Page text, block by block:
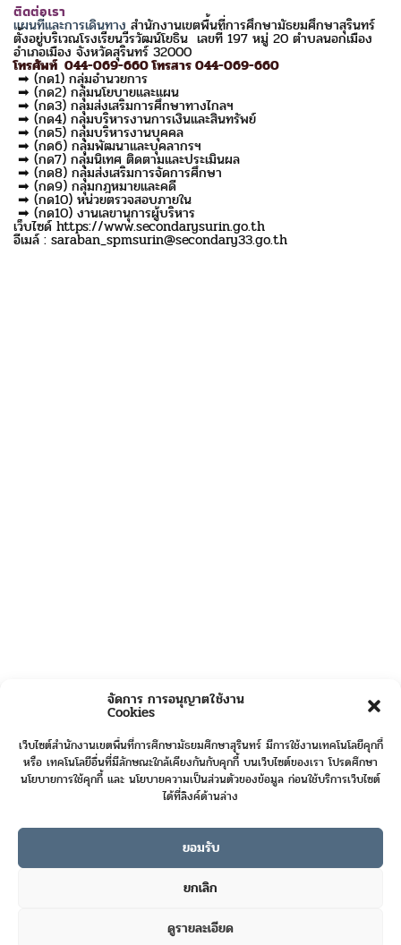
จัดการ การอนุญาตใช้งาน
Cookies
เว็บไซต์สำนักงานเขตพื้นที่การศึกษามัธยมศึกษาสุรินทร์ มีการใช้งานเทคโนโลยีคุกกี้
หรือ เทคโนโลยีอื่นที่มีลักษณะใกล้เคียงกันกับคุกกี้ บนเว็บไซต์ของเรา โปรดศึกษา
นโยบายการใช้คุกกี้ และ นโยบายความเป็นส่วนตัวของข้อมูล ก่อนใช้บริการเว็บไซต์
ได้ที่ลิงค์ด้านล่าง
ยอมรับ
ยกเลิก
ดูรายละเอียด
ติดต่อเรา
แผนที่และการเดินทางสำนักงานเขตพื้นที่การศึกษามัธยมศึกษาสุรินทร์
ตั้งอยู่บริเวณโรงเรียนวีรวัฒน์โยธิน เลขที่ 197 หมู่ 20 ตำบลนอกเมือง
อำเภอเมือง จังหวัดสุรินทร์ 32000
โทรศัพท์ 044-069-660 โทรสาร 044-069-660
➡ (กด1) กลุ่มอำนวยการ
➡ (กด2) กลุ่มนโยบายและแผน
➡ (กด3) กลุ่มส่งเสริมการศึกษาทางไกลฯ
➡ (กด4) กลุ่มบริหารงานการเงินและสินทรัพย์
➡ (กด5) กลุ่มบริหารงานบุคคล
➡ (กด6) กลุ่มพัฒนาและบุคลากรฯ
➡ (กด7) กลุ่มนิเทศ ติดตามและประเมินผล
➡ (กด8) กลุ่มส่งเสริมการจัดการศึกษา
➡ (กด9) กลุ่มกฎหมายและคดี
➡ (กด10) หน่วยตรวจสอบภายใน
➡ (กด10) งานเลขานุการผู้บริหาร
เว็บไซด์ https://www.secondarysurin.go.th
อีเมล์ : saraban_spmsurin@secondary33.go.th
422852 Contact us